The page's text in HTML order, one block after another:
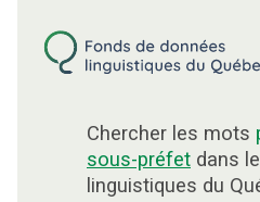
Chercher les mots
sous-préfet dans
linguistiques du